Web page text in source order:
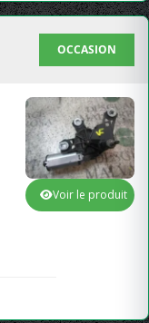
OCCASION
Voir le produit